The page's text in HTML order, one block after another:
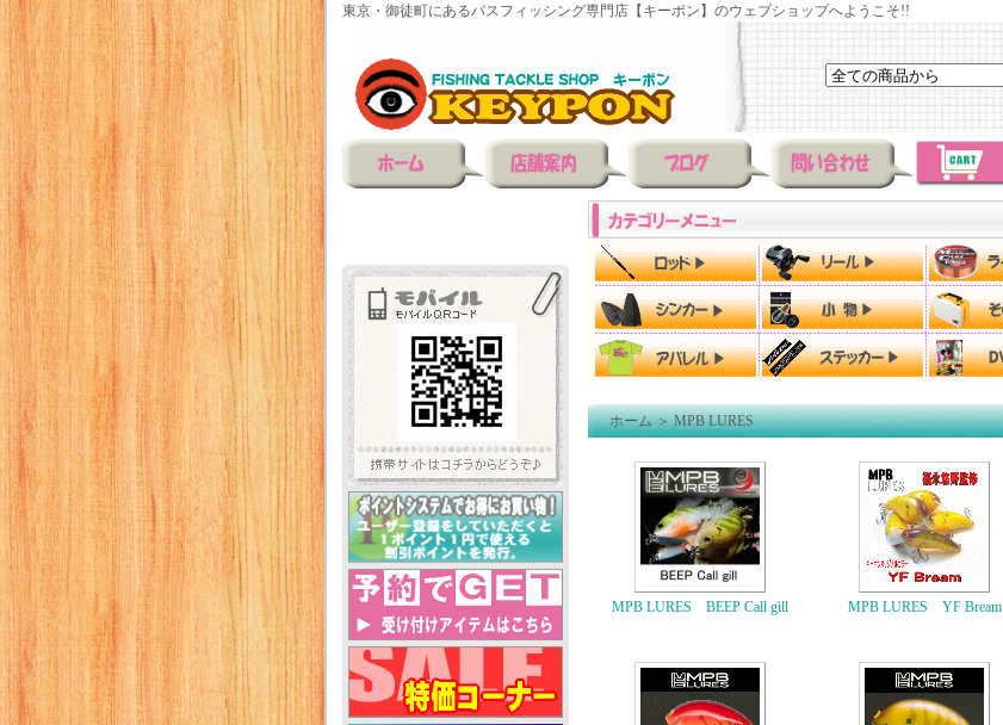
東京・御徒町にあるバスフィッシング専門店【キーポン】のウェブショップへようこそ!!
ホーム＞MPB LURES
MPB LURES BEEP Call gill MPB LURES YF Bream